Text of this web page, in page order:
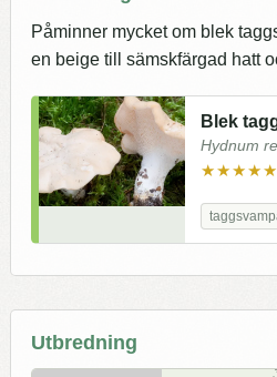
Påminner mycket om blek
en beige till sämskfärgad hatt
Blek
Hydnum
★★★★★
Utbredning